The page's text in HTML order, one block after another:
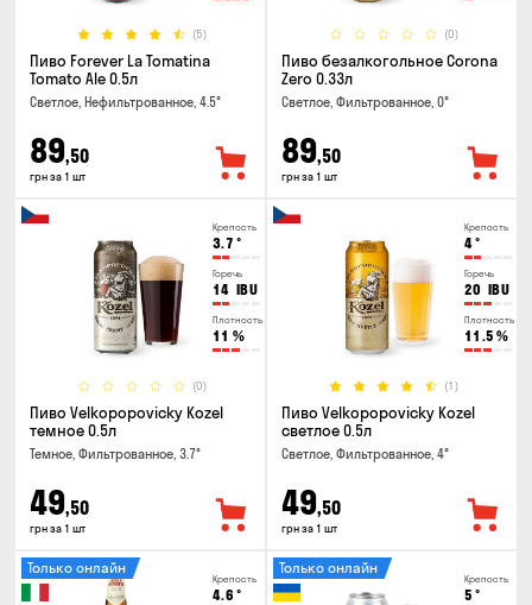
(5)
Пиво Forever La Tomatina
Tomato Ale 0.5л
Светлое, Нефильтрованное, 4.5°
89,50
грн за 1 шт
(0)
Пиво безалкогольное Corona
Zero 0.33л
Светлое, Фильтрованное, 0°
89,50
грн за 1 шт
Крепость
3.7 °
Горечь
14 IBU
Плотность
11 %
(0)
Пиво Velkopopovicky Kozel
темное 0.5л
Темное, Фильтрованное, 3.7°
49,50
грн за 1 шт
Крепость
4°
Горечь
20 IBU
Плотность
11.5 %
(1)
Пиво Velkopopovicky Kozel
светлое 0.5л
Светлое, Фильтрованное, 4°
49,50
грн за 1 шт
Крепость
4.6 °
Только онлайн
Крепость
5 °
Только онлайн